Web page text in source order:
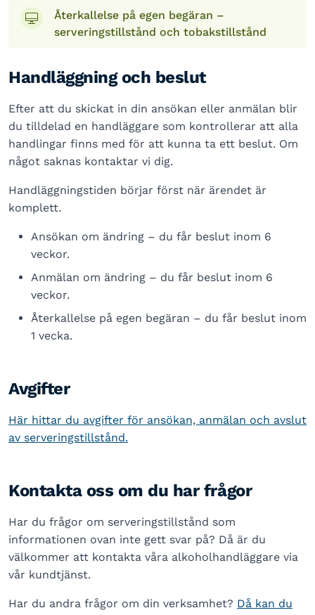
Återkallelse på egen begäran –
serveringstillstånd och tobakstillstånd
Handläggning och beslut
Efter att du skickat in din ansökan eller anmälan blir
du tilldelad en handläggare som kontrollerar att alla
handlingar finns med för att kunna ta ett beslut. Om
något saknas kontaktar vi dig.
Handläggningstiden börjar först när ärendet är
komplett.
Ansökan om ändring – du får beslut inom 6
veckor.
Anmälan om ändring – du får beslut inom 6
veckor.
Återkallelse på egen begäran – du får beslut inom
1 vecka.
Avgifter
Här hittar du avgifter för ansökan, anmälan och avslut
av serveringstillstånd.
Kontakta oss om du har frågor
Har du frågor om serveringstillstånd som
informationen ovan inte gett svar på? Då är du
välkommer att kontakta våra alkoholhandläggare via
vår kundtjänst.
Har du andra frågor om din verksamhet? Då kan du